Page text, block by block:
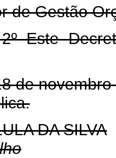
de Gestão
Decreto
novembro
DA SILVA